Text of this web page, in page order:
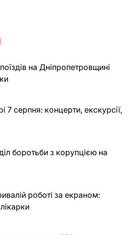
на Дніпропетровщині
7 серпня: концерти, екскурсії,
боротьби з корупцією на
роботі за екраном: